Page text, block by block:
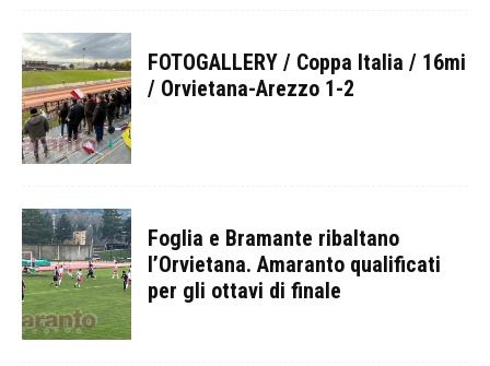
FOTOGALLERY / Coppa Italia / 16mi
/ Orvietana-Arezzo 1-2
Foglia e Bramante ribaltano
l’Orvietana. Amaranto qualificati
per gli ottavi di finale